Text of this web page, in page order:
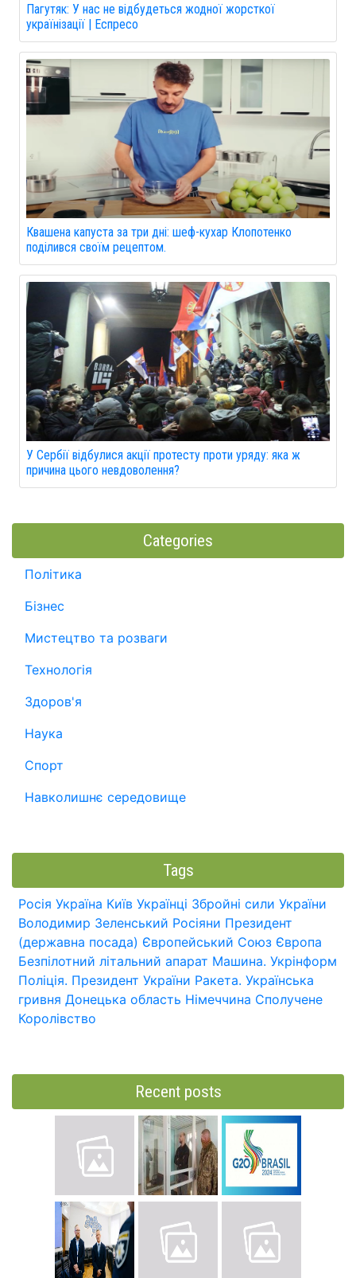
Пагутяк: У нас не відбудеться жодної жорсткої
українізації | Еспресо
Квашена капуста за три дні: шеф-кухар Клопотенко
поділився своїм рецептом.
У Сербії відбулися акції протесту проти уряду: яка ж
причина цього невдоволення?
Categories
Політика
Бізнес
Мистецтво та розваги
Технологія
Здоров'я
Наука
Спорт
Навколишнє середовище
Tags
Росія Україна Київ Українці Збройні сили України
Володимир Зеленський Росіяни Президент
(державна посада) Європейський Союз Європа
Безпілотний літальний апарат Машина. Укрінформ
Поліція. Президент України Ракета. Українська
гривня Донецька область Німеччина Сполучене
Королівство
Recent posts